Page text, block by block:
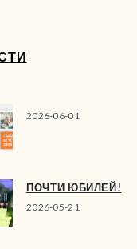
2026-06-01
ПОЧТИ ЮБИЛЕЙ!
2026-05-21